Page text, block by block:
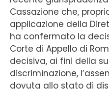
Cassazione che,
applicazione della
ha confermato la
Corte di Appello di
decisiva, ai fini della
discriminazione,
dovuta allo stato di